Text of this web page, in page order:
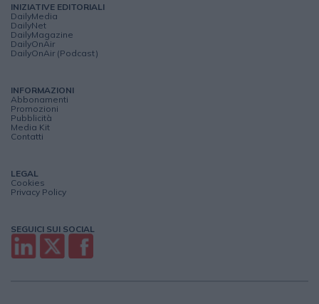
INIZIATIVE EDITORIALI
DailyMedia
DailyNet
DailyMagazine
DailyOnAir
DailyOnAir (Podcast)
INFORMAZIONI
Abbonamenti
Promozioni
Pubblicità
Media Kit
Contatti
LEGAL
Cookies
Privacy Policy
SEGUICI SUI SOCIAL